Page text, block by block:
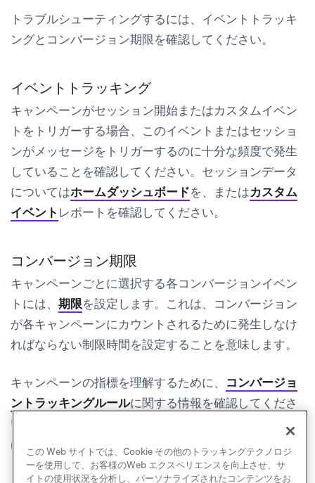
トラブルシューティングするには、イベントトラッキ
ングとコンバージョン期限を確認してください。
イベントトラッキング
キャンペーンがセッション開始またはカスタムイベン
トをトリガーする場合、このイベントまたはセッショ
ンがメッセージをトリガーするのに十分な頻度で発生
していることを確認してください。セッションデータ
についてはホームダッシュボードを、またはカスタム
イベント レポートを確認してください。
コンバージョン期限
キャンペーンごとに選択する各コンバージョンイベン
トには、 期限を設定します。これは、コンバージョン
が各キャンペーンにカウントされるために発生しなけ
ればならない制限時間を設定することを意味します。
キャンペーンの指標を理解するために、 コンバージョ
ントラッキングルールに関する情報を確認してくださ
い。キャンバスでのユーザーコンバージョンについて
は、
を参照してください。
この Web サイトでは、Cookie その他のトラッキングテクノロジ
ーを使用して、お客様のWeb エクスペリエンスを向上させ、サ
イトの使用状況を分析し、パーソナライズされたコンテンツをお